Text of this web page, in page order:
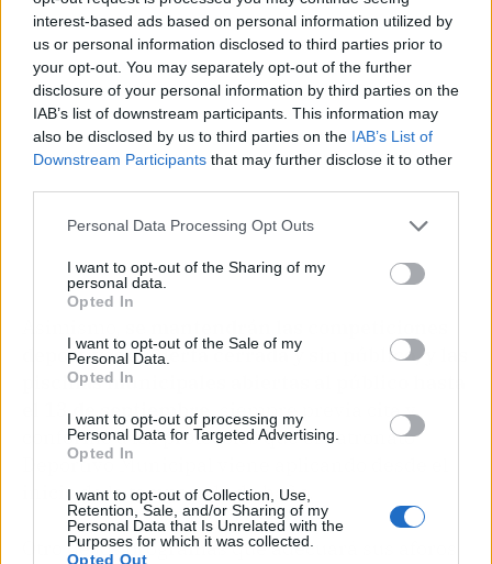
interest-based ads based on personal information utilized by
us or personal information disclosed to third parties prior to
your opt-out. You may separately opt-out of the further
disclosure of your personal information by third parties on the
IAB’s list of downstream participants. This information may
also be disclosed by us to third parties on the IAB’s List of
Downstream Participants that may further disclose it to other
Personal Data Processing Opt Outs
I want to opt-out of the Sharing of my
personal data.
Opted In
I want to opt-out of the Sale of my
Personal Data.
Opted In
I want to opt-out of processing my
Personal Data for Targeted Advertising.
Opted In
I want to opt-out of Collection, Use,
Retention, Sale, and/or Sharing of my
Personal Data that Is Unrelated with the
Purposes for which it was collected.
Opted Out
deportivas a puerta cerrada y sin público, y las
piscinas municipales abiertas al público hasta
el 13 de septiembre
, siempre previa cita y
conforme a los protocolos que el Patronato
Deportivo Municipal viene aplicando desde el
inicio de la temporada de baño.
Otro de los programas que adecuará sus aforos